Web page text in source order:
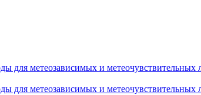
для метеозависимых и
для метеозависимых и